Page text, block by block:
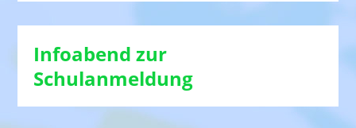
Infoabend zur
Schulanmeldung